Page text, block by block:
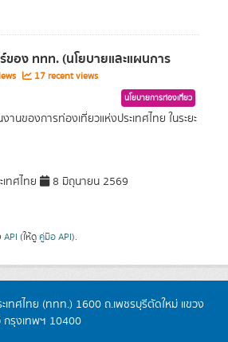
อง ททท. (นโยบายและแผนการ
17 recent views
นโยบายการท่องเที่ยว
นของการท่องเที่ยวแห่งประเทศไทย ในระยะ
ทศไทย 8 มิถุนายน 2569
API (ให้ดู คู่มือ API).
เทศไทย (ททท.) 1600 ถ.เพชรบุรีตัดใหม่ แขวง
กรุงเทพฯ 10400